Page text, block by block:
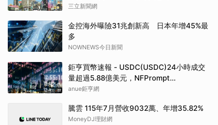
三立新聞網
金控海外曝險31兆創新高 日本年增45%最
多
NOWNEWS今日新聞
鉅亨買幣速報 - USDC(USDC)24小時成交
量超過5.88億美元，NFPrompt
Token(NFP)24小時漲幅達66.2%
anue鉅亨網
騰雲 115年7月營收9032萬、年增35.82%
MoneyDJ理財網